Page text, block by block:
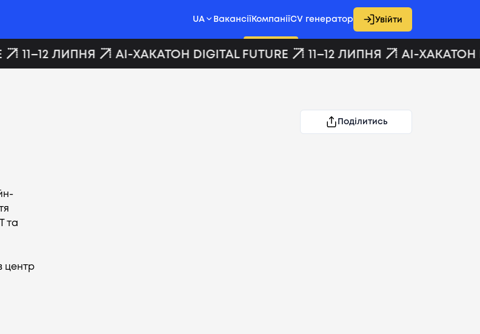
UA Вакансії КомпаніїCV генератор Увійти
11–12 ЛИПНЯ AI-ХАКАТОН DIGITAL FUTURE 11–12 ЛИПНЯ AI-ХАКАТОН
Поділитись
та
центр